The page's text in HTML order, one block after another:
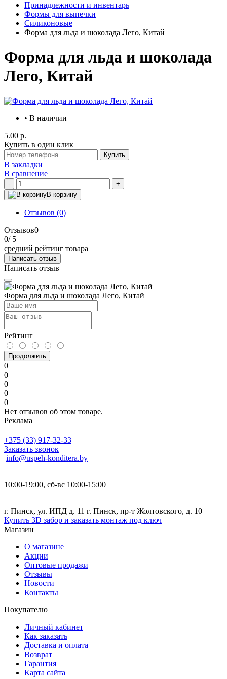
Принадлежности и инвентарь
Формы для выпечки
Силиконовые
Форма для льда и шоколада Лего, Китай
Форма для льда и шоколада
Лего, Китай
• В наличии
5.00 р.
Купить в один клик
Купить
В закладки
В сравнение
-
+
В корзину
Отзывов (0)
Отзывов0
0/ 5
средний рейтинг товара
Написать отзыв
Написать отзыв
Форма для льда и шоколада Лего, Китай
Рейтинг
Продолжить
0
0
0
0
0
Нет отзывов об этом товаре.
Реклама
+375 (33) 917-32-33
Заказать звонок
info@uspeh-konditera.by
10:00-19:00, сб-вс 10:00-15:00
г. Пинск, ул. ИПД д. 11 г. Пинск, пр-т Жолтовского, д. 10
Купить 3D забор и заказать монтаж под ключ
Магазин
О магазине
Акции
Оптовые продажи
Отзывы
Новости
Контакты
Покупателю
Личный кабинет
Как заказать
Доставка и оплата
Возврат
Гарантия
Карта сайта